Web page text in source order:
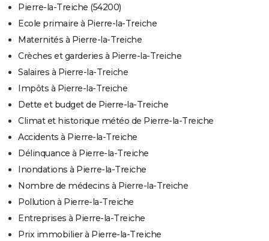
Pierre-la-Treiche (54200)
Ecole primaire à Pierre-la-Treiche
Maternités à Pierre-la-Treiche
Crèches et garderies à Pierre-la-Treiche
Salaires à Pierre-la-Treiche
Impôts à Pierre-la-Treiche
Dette et budget de Pierre-la-Treiche
Climat et historique météo de Pierre-la-Treiche
Accidents à Pierre-la-Treiche
Délinquance à Pierre-la-Treiche
Inondations à Pierre-la-Treiche
Nombre de médecins à Pierre-la-Treiche
Pollution à Pierre-la-Treiche
Entreprises à Pierre-la-Treiche
Prix immobilier à Pierre-la-Treiche